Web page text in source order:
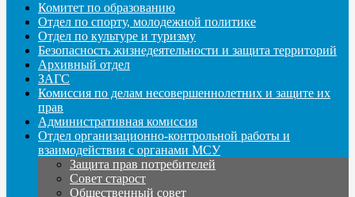
Комитет по образованию
Отдел по спорту, молодежной политике
Отдел по культуре и туризму
Безопасность жизнедеятельности и защита территорий
Архивный отдел
ЗАГС
Комиссия по делам несовершеннолетних и защите их
прав
Административная комиссия
Отдел организационно-контрольной работы и
взаимодействия с органами МСУ
Защита прав потребителей
Совет старост
Общественный совет